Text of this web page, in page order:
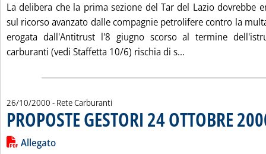
La delibera che la prima sezione del Tar del Lazio dovrebbe
sul ricorso avanzato dalle compagnie petrolifere contro la
erogata dall'Antitrust l'8 giugno scorso al termine
carburanti (vedi Staffetta 10/6) rischia di s...
26/10/2000 - Rete Carburanti
PROPOSTE GESTORI 24 OTTOBRE
Leggi tutta la notizia: 'PROPOSTE GESTORI 24 OTTOBRE
Lista allegati PDF alla notizia
Allegato